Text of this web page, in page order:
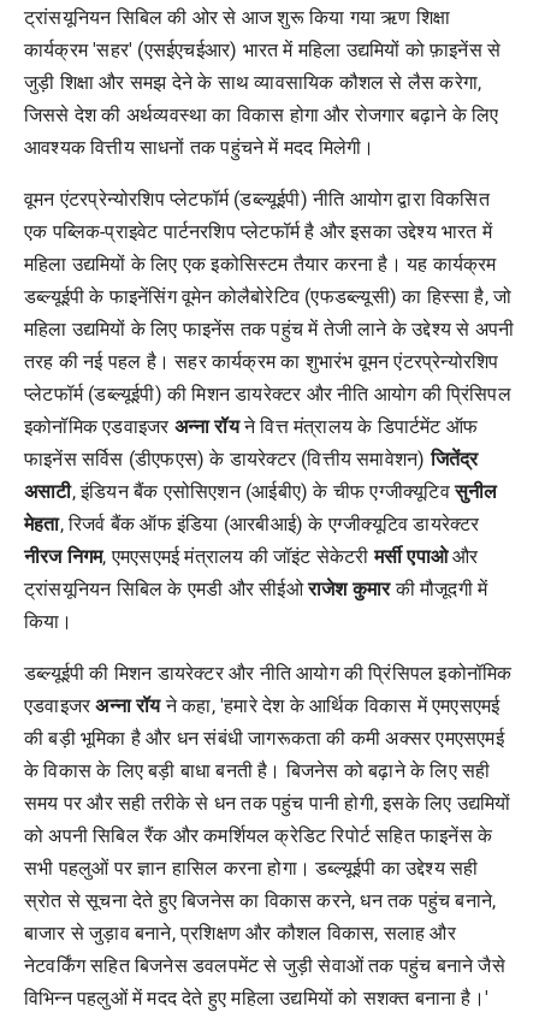
ट्रांसयूनियन सिबिल की ओर से आज शुरू किया गया ऋण शिक्षा
कार्यक्रम 'सहर' (एसईएचईआर) भारत में महिला उद्यमियों को फ़ाइनेंस से
जुड़ी शिक्षा और समझ देने के साथ व्यावसायिक कौशल से लैस करेगा,
जिससे देश की अर्थव्यवस्था का विकास होगा और रोजगार बढ़ाने के लिए
आवश्यक वित्तीय साधनों तक पहुंचने में मदद मिलेगी।
वूमन एंटरप्रेन्योरशिप प्लेटफॉर्म (डब्ल्यूईपी) नीति आयोग द्वारा विकसित
एक पब्लिक-प्राइवेट पार्टनरशिप प्लेटफॉर्म है और इसका उद्देश्य भारत में
महिला उद्यमियों के लिए एक इकोसिस्टम तैयार करना है। यह कार्यक्रम
डब्ल्यूईपी के फाइनेंसिंग वूमेन कोलैबोरेटिव (एफडब्ल्यूसी) का हिस्सा है, जो
महिला उद्यमियों के लिए फाइनेंस तक पहुंच में तेजी लाने के उद्देश्य से अपनी
तरह की नई पहल है। सहर कार्यक्रम का शुभारंभ वूमन एंटरप्रेन्योरशिप
प्लेटफॉर्म (डब्ल्यूईपी) की मिशन डायरेक्टर और नीति आयोग की प्रिंसिपल
इकोनॉमिक एडवाइजर अन्ना रॉयने वित्त मंत्रालय के डिपार्टमेंट ऑफ
फाइनेंस सर्विस (डीएफएस) के डायरेक्टर (वित्तीय समावेशन)जितेंद्र
असाटी, इंडियन बैंक एसोसिएशन (आईबीए) के चीफ एग्जीक्यूटिवसुनील
मेहता, रिजर्व बैंक ऑफ इंडिया (आरबीआई) के एग्जीक्यूटिव डायरेक्टर
नीरज निगम, एमएसएमई मंत्रालय की जॉइंट सेकेटरीमर्सी एपाओऔर
ट्रांसयूनियन सिबिल के एमडी और सीईओराजेश कुमारकी मौजूदगी में
किया।
डब्ल्यूईपी की मिशन डायरेक्टर और नीति आयोग की प्रिंसिपल इकोनॉमिक
एडवाइजरअन्ना रॉयने कहा, 'हमारे देश के आर्थिक विकास में एमएसएमई
की बड़ी भूमिका है और धन संबंधी जागरूकता की कमी अक्सर एमएसएमई
के विकास के लिए बड़ी बाधा बनती है। बिजनेस को बढ़ाने के लिए सही
समय पर और सही तरीके से धन तक पहुंच पानी होगी, इसके लिए उद्यमियों
को अपनी सिबिल रैंक और कमर्शियल क्रेडिट रिपोर्ट सहित फाइनेंस के
सभी पहलुओं पर ज्ञान हासिल करना होगा। डब्ल्यूईपी का उद्देश्य सही
स्रोत से सूचना देते हुए बिजनेस का विकास करने, धन तक पहुंच बनाने,
बाजार से जुड़ाव बनाने, प्रशिक्षण और कौशल विकास, सलाह और
नेटवर्किंग सहित बिजनेस डवलपमेंट से जुड़ी सेवाओं तक पहुंच बनाने जैसे
विभिन्न पहलुओं में मदद देते हुए महिला उद्यमियों को सशक्त बनाना है।'